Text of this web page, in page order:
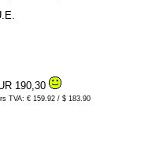
190,30
TVA: € 159.92 / $ 183.90